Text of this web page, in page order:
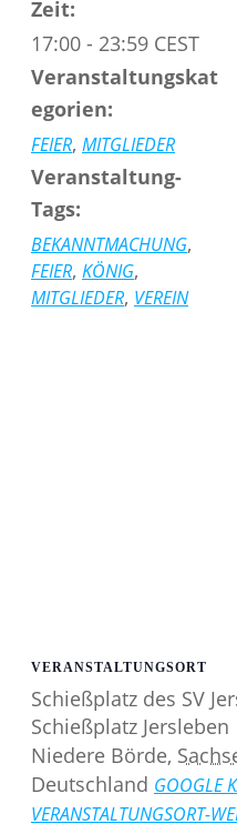
Zeit:
17:00 - 23:59 CEST
Veranstaltungskat
egorien:
FEIER, MITGLIEDER
Veranstaltung-
Tags:
BEKANNTMACHUNG,
FEIER, KÖNIG,
MITGLIEDER, VEREIN
VERANSTALTUNGSORT
Schießplatz des SV
Schießplatz Jersleben
Niedere Börde,
Deutschland GOOGLE
VERANSTALTUNGSORT-